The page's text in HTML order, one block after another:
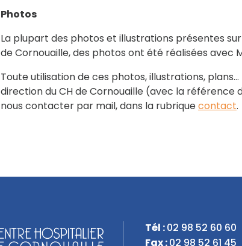
Photos
La plupart des photos et illustrations présentes
de Cornouaille, des photos ont été réalisées avec
Toute utilisation de ces photos, illustrations,
direction du CH de Cornouaille (avec la référence
nous contacter par mail, dans la rubrique contact.
Tél : 02 98 52 60 60
Fax : 02 98 52 61 45